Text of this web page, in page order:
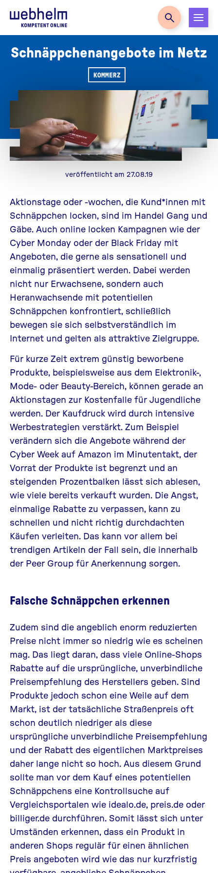
Zur Startseite
Schnäppchenangebote im Netz
KOMMERZ
veröffentlicht am 27.08.19
Aktionstage oder -wochen, die Kund*innen mit
Schnäppchen locken, sind im Handel Gang und
Gäbe. Auch online locken Kampagnen wie der
Cyber Monday oder der Black Friday mit
Angeboten, die gerne als sensationell und
einmalig präsentiert werden. Dabei werden
nicht nur Erwachsene, sondern auch
Heranwachsende mit potentiellen
Schnäppchen konfrontiert, schließlich
bewegen sie sich selbstverständlich im
Internet und gelten als attraktive Zielgruppe.
Für kurze Zeit extrem günstig beworbene
Produkte, beispielsweise aus dem Elektronik-,
Mode- oder Beauty-Bereich, können gerade an
Aktionstagen zur Kostenfalle für Jugendliche
werden. Der Kaufdruck wird durch intensive
Werbestrategien verstärkt. Zum Beispiel
verändern sich die Angebote während der
Cyber Week auf Amazon im Minutentakt, der
Vorrat der Produkte ist begrenzt und an
steigenden Prozentbalken lässt sich ablesen,
wie viele bereits verkauft wurden. Die Angst,
einmalige Rabatte zu verpassen, kann zu
schnellen und nicht richtig durchdachten
Käufen verleiten. Das kann vor allem bei
trendigen Artikeln der Fall sein, die innerhalb
der Peer Group für Anerkennung sorgen.
Falsche Schnäppchen erkennen
Zudem sind die angeblich enorm reduzierten
Preise nicht immer so niedrig wie es scheinen
mag. Das liegt daran, dass viele Online-Shops
Rabatte auf die ursprüngliche, unverbindliche
Preisempfehlung des Herstellers geben. Sind
Produkte jedoch schon eine Weile auf dem
Markt, ist der tatsächliche Straßenpreis oft
schon deutlich niedriger als diese
ursprüngliche unverbindliche Preisempfehlung
und der Rabatt des eigentlichen Marktpreises
daher lange nicht so hoch. Aus diesem Grund
sollte man vor dem Kauf eines potentiellen
Schnäppchens eine Kontrollsuche auf
Vergleichsportalen wie idealo.de, preis.de oder
billiger.de durchführen. Somit lässt sich unter
Umständen erkennen, dass ein Produkt in
anderen Shops regulär für einen ähnlichen
Preis angeboten wird wie das nur kurzfristig